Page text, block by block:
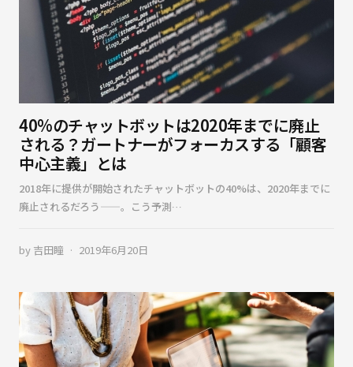
40%のチャットボットは2020年までに廃止
される？ガートナーがフォーカスする「顧客
中心主義」とは
2018年に提供が開始されたチャットボットの40%は、2020年までに
廃止されるだろう——。こう予測…
by 吉田瞳 2019年6月20日